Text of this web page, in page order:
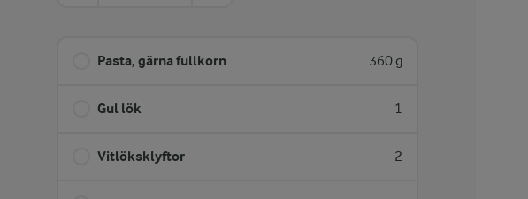
Pasta, gärna fullkorn 360 g
Gul lök 1
Vitlöksklyftor 2